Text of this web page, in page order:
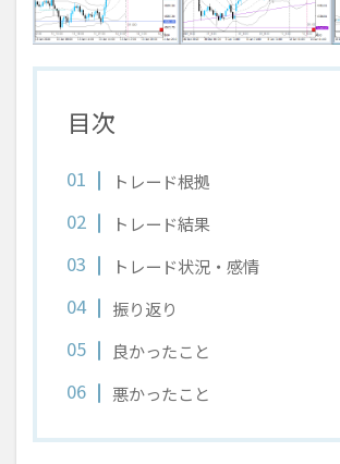
目次
トレード根拠
トレード結果
トレード状況・感情
振り返り
良かったこと
悪かったこと